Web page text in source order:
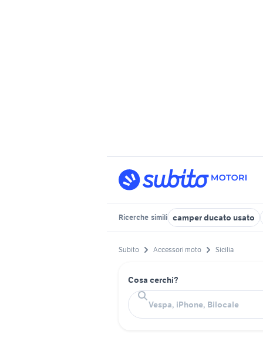
Ricerche simili camper ducato usato
Subito Accessori moto Sicilia
Cosa cerchi?